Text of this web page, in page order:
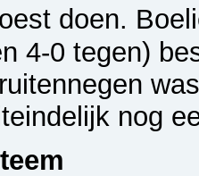
doen.
4-0 tegen)
nog